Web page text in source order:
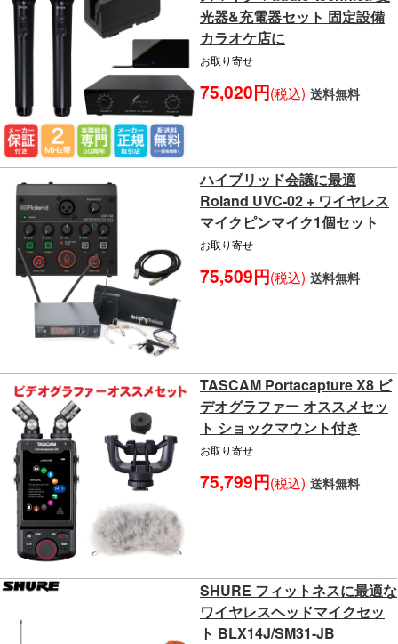
光器&充電器セット 固定設備
カラオケ店に
お取り寄せ
75,020円(税込) 送料無料
ハイブリッド会議に最適
Roland UVC-02 + ワイヤレス
マイクピンマイク1個セット
お取り寄せ
75,509円(税込) 送料無料
TASCAM Portacapture X8 ビ
デオグラファー オススメセッ
ト ショックマウント付き
お取り寄せ
75,799円(税込) 送料無料
SHURE フィットネスに最適な
ワイヤレスヘッドマイクセッ
ト BLX14J/SM31-JB